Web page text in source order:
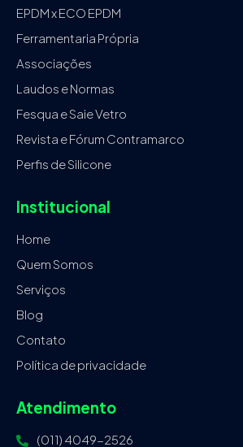
EPDM x ECO EPDM
Ferramentaria Própria
Associações
Laudos e Normas
Fesqua e Saie Vetro
Revista e Fórum Contramarco
Perfis de Silicone
Institucional
Home
Quem Somos
Serviços
Blog
Contato
Política de privacidade
Atendimento
(011) 4049-2526